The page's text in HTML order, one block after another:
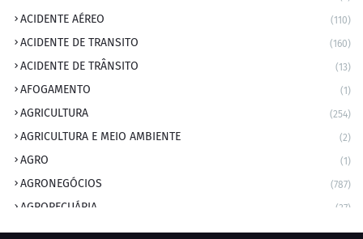
ACIDENTE AÉREO (110)
ACIDENTE DE TRANSITO (160)
ACIDENTE DE TRÂNSITO (13)
AFOGAMENTO (1)
AGRICULTURA (254)
AGRICULTURA E MEIO AMBIENTE (2)
AGRO (1)
AGRONEGÓCIOS (787)
AGROPECUÁRIA (37)
AMBIENTE (9)